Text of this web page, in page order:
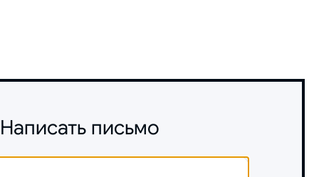
Написать письмо